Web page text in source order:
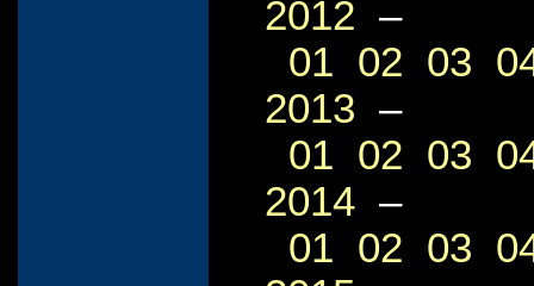
2012 –
01 02 03
2013 –
01 02 03
2014 –
01 02 03